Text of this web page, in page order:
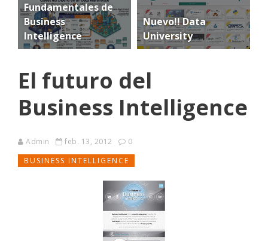
Fundamentales de
Business
Intelligence
Nuevo!! Data
University
El futuro del
Business Intelligence
Admin feb. 13, 2012
0
BUSINESS INTELLIGENCE